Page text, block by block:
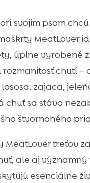
svojim psom
MeatLover
úplne vyrobené
chutí –
zajaca,
chuť sa stáva
štvornohého
MeatLover treťov
ale aj významný
esenciálne